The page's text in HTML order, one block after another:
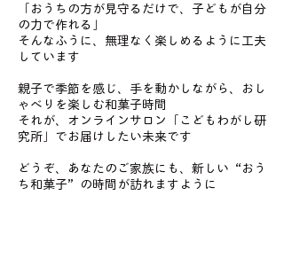
「おうちの方が見守るだけで、子どもが自分
の力で作れる」
そんなふうに、無理なく楽しめるように工夫
しています
親子で季節を感じ、手を動かしながら、おし
ゃべりを楽しむ和菓子時間
それが、オンラインサロン「こどもわがし研
究所」でお届けしたい未来です
どうぞ、あなたのご家族にも、新しい“おう
ち和菓子”の時間が訪れますように